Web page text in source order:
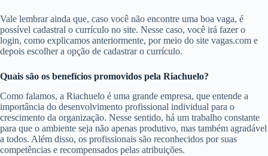
Vale lembrar ainda que, caso você não encontre uma boa vaga, é
possível cadastral o currículo no site. Nesse caso, você irá fazer o
login, como explicamos anteriormente, por meio do site vagas.com e
depois escolher a opção de cadastrar o currículo.
Quais são os benefícios promovidos pela Riachuelo?
Como falamos, a Riachuelo é uma grande empresa, que entende a
importância do desenvolvimento profissional individual para o
crescimento da organização. Nesse sentido, há um trabalho constante
para que o ambiente seja não apenas produtivo, mas também agradável
a todos. Além disso, os profissionais são reconhecidos por suas
competências e recompensados pelas atribuições.